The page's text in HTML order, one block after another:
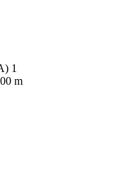
1
m